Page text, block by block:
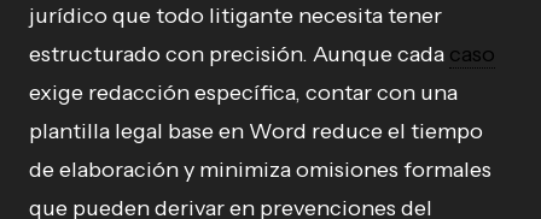
jurídico que todo litigante necesita tener
estructurado con precisión. Aunque cada caso
exige redacción específica, contar con una
plantilla legal base en Word reduce el tiempo
de elaboración y minimiza omisiones formales
que pueden derivar en prevenciones del